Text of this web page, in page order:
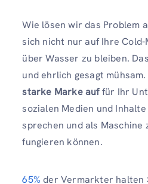
Wie lösen wir das Problem
sich nicht nur auf Ihre Cold-
über Wasser zu bleiben.
und ehrlich gesagt mühsam.
starke Marke auffür Ihr
sozialen Medien und
sprechen und als Maschine
fungieren können.
65% der Vermarkter halten